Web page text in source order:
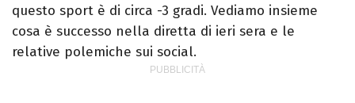
questo sport è di circa -3 gradi. Vediamo insieme
cosa è successo nella diretta di ieri sera e le
relative polemiche sui social.